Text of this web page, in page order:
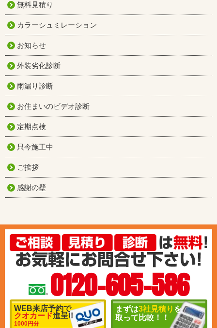
無料見積り
カラーシュミレーション
お知らせ
外装劣化診断
雨漏り診断
お住まいのビデオ診断
定期点検
只今施工中
ご挨拶
感謝の壁
0120-605-586
WEB来店予約で
クオカード進呈!!
1000円分
まずは3社見積り を
取って比較！！